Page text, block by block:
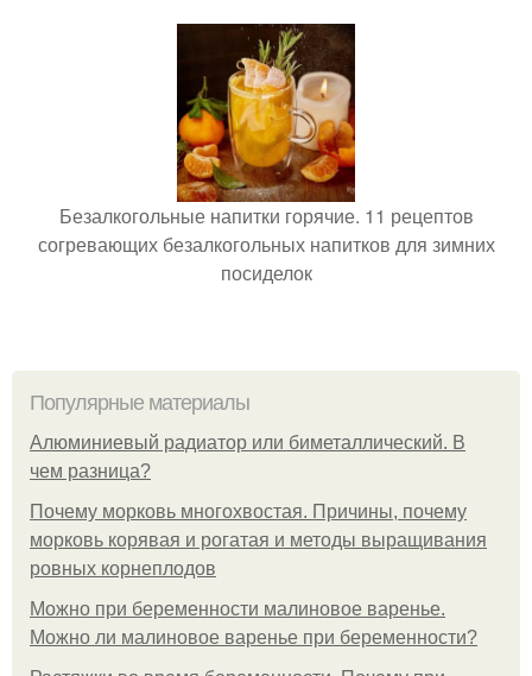
Безалкогольные напитки горячие. 11 рецептов
согревающих безалкогольных напитков для зимних
посиделок
Популярные материалы
Алюминиевый радиатор или биметаллический. В
чем разница?
Почему морковь многохвостая. Причины, почему
морковь корявая и рогатая и методы выращивания
ровных корнеплодов
Можно при беременности малиновое варенье.
Можно ли малиновое варенье при беременности?